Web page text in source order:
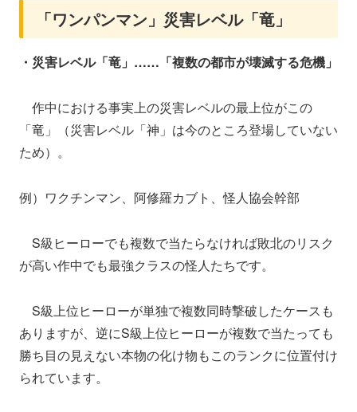
「ワンパンマン」災害レベル「竜」
・災害レベル「竜」……「複数の都市が壊滅する危機」
作中における事実上の災害レベルの最上位がこの
「竜」（災害レベル「神」は今のところ登場していない
ため）。
例）ワクチンマン、阿修羅カブト、怪人協会幹部
S級ヒーローでも複数で当たらなければ敗北のリスク
が高い作中でも最強クラスの怪人たちです。
S級上位ヒーローが単独で複数同時撃破したケースも
ありますが、逆にS級上位ヒーローが複数で当たっても
勝ち目の見えない本物の化け物もこのランクに位置付け
られています。